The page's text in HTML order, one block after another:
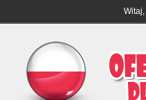
Witaj,